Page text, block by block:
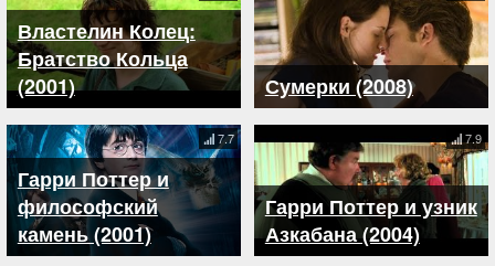
Властелин Колец:
Братство Кольца
(2001)
Сумерки (2008)
Гарри Поттер и
философский
камень (2001)
7.7
Гарри Поттер и узник
Азкабана (2004)
7.9